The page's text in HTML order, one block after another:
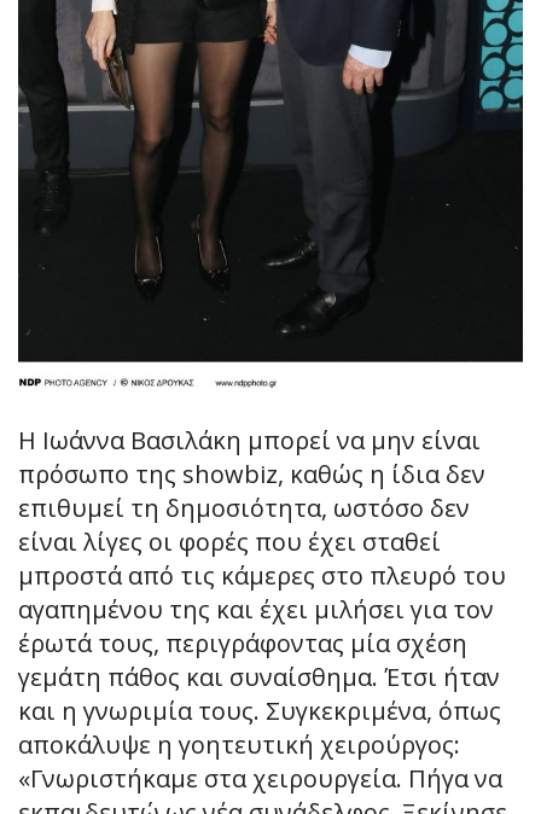
Η Ιωάννα Βασιλάκη μπορεί να μην είναι
πρόσωπο της showbiz, καθώς η ίδια δεν
επιθυμεί τη δημοσιότητα, ωστόσο δεν
είναι λίγες οι φορές που έχει σταθεί
μπροστά από τις κάμερες στο πλευρό του
αγαπημένου της και έχει μιλήσει για τον
έρωτά τους, περιγράφοντας μία σχέση
γεμάτη πάθος και συναίσθημα. Έτσι ήταν
και η γνωριμία τους. Συγκεκριμένα, όπως
αποκάλυψε η γοητευτική χειρούργος:
«Γνωριστήκαμε στα χειρουργεία. Πήγα να